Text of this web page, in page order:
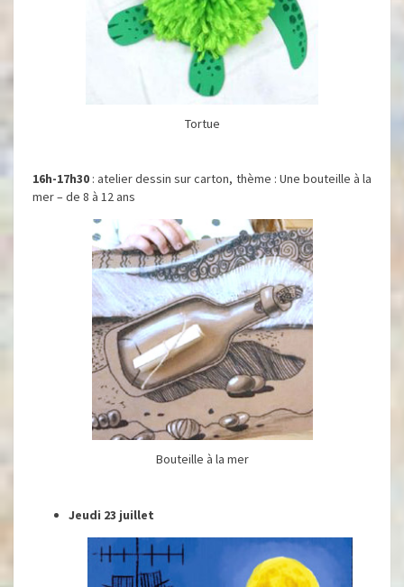
Tortue
16h-17h30 : atelier dessin sur carton, thème : Une bouteille à la
mer – de 8 à 12 ans
Bouteille à la mer
Jeudi 23 juillet